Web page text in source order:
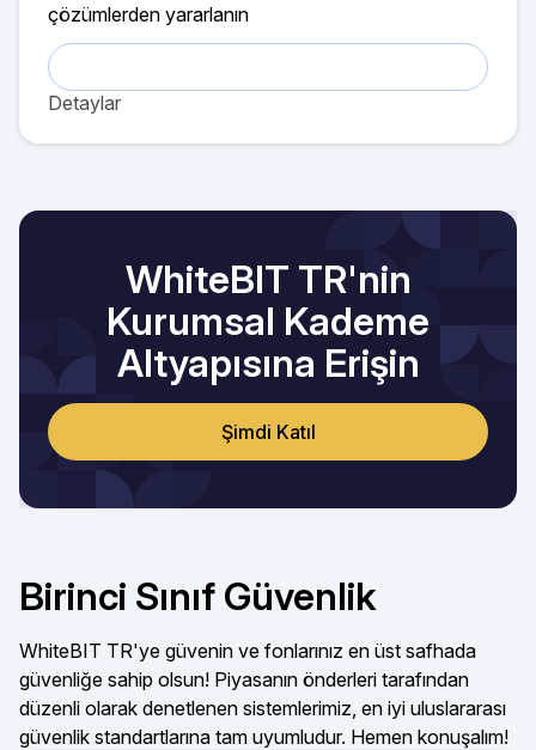
çözümlerden yararlanın
Detaylar
WhiteBIT TR'nin
Kurumsal Kademe
Altyapısına Erişin
Şimdi Katıl
Birinci Sınıf Güvenlik
WhiteBIT TR'ye güvenin ve fonlarınız en üst safhada
güvenliğe sahip olsun! Piyasanın önderleri tarafından
düzenli olarak denetlenen sistemlerimiz, en iyi uluslararası
güvenlik standartlarına tam uyumludur. Hemen konuşalım!